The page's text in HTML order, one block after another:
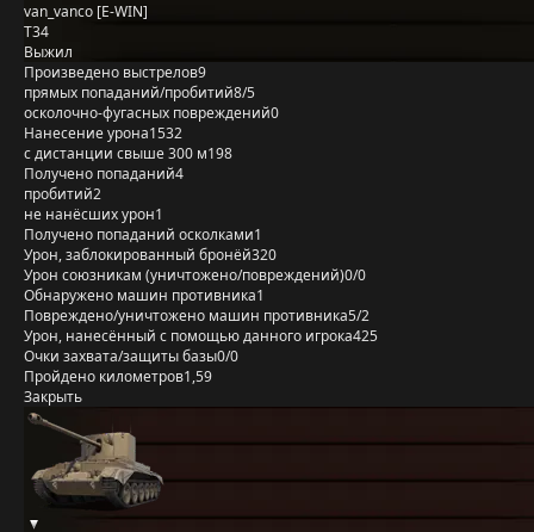
van_vanco [E-WIN]
T34
Выжил
Произведено выстрелов9
прямых попаданий/пробитий8/5
осколочно-фугасных повреждений0
Нанесение урона1532
с дистанции свыше 300 м198
Получено попаданий4
пробитий2
не нанёсших урон1
Получено попаданий осколками1
Урон, заблокированный бронёй320
Урон союзникам (уничтожено/повреждений)0/0
Обнаружено машин противника1
Повреждено/уничтожено машин противника5/2
Урон, нанесённый с помощью данного игрока425
Очки захвата/защиты базы0/0
Пройдено километров1,59
Закрыть